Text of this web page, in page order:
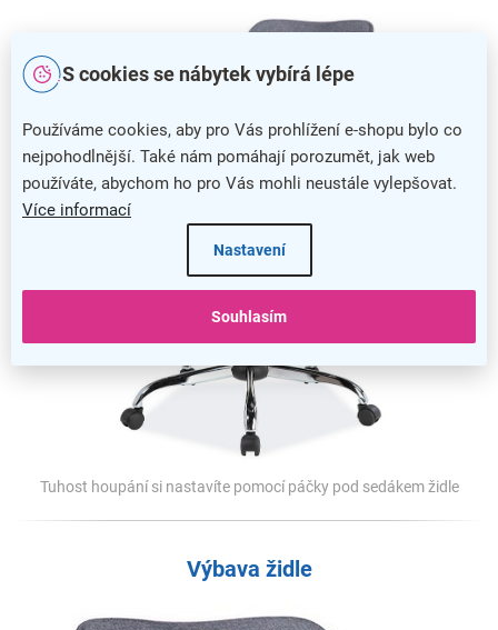
S cookies se nábytek vybírá lépe
Používáme cookies, aby pro Vás prohlížení e-shopu bylo co
nejpohodlnější. Také nám pomáhají porozumět, jak web
používáte, abychom ho pro Vás mohli neustále vylepšovat.
Více informací
Nastavení
Souhlasím
Tuhost houpání si nastavíte pomocí páčky pod sedákem židle
Výbava židle